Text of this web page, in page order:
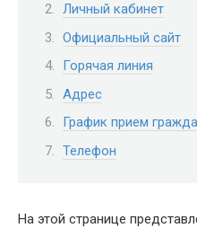
Личный кабинет
Официальный сайт
Горячая линия
Адрес
График прием
Телефон
На этой странице